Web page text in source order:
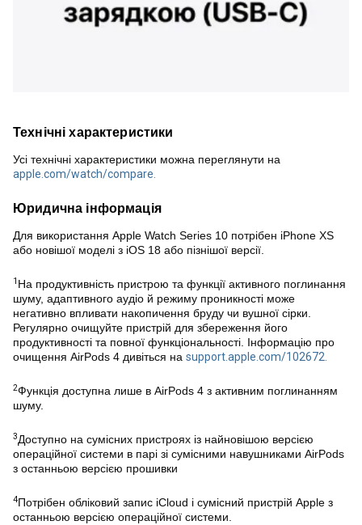
Технічні характеристики
Усі технічні характеристики можна переглянути на
apple.com/watch/compare.
Юридична інформація
Для використання Apple Watch Series 10 потрібен iPhone XS
або новішої моделі з iOS 18 або пізнішої версії.
1 На продуктивність пристрою та функції активного поглинання
шуму, адаптивного аудіо й режиму проникності може
негативно впливати накопичення бруду чи вушної сірки.
Регулярно очищуйте пристрій для збереження його
продуктивності та повної функціональності. Інформацію про
очищення AirPods 4 дивіться на support.apple.com/102672.
2Функція доступна лише в AirPods 4 з активним поглинанням
шуму.
3Доступно на сумісних пристроях із найновішою версією
операційної системи в парі зі сумісними навушниками AirPods
з останньою версією прошивки
4Потрібен обліковий запис iCloud і сумісний пристрій Apple з
останньою версією операційної системи.